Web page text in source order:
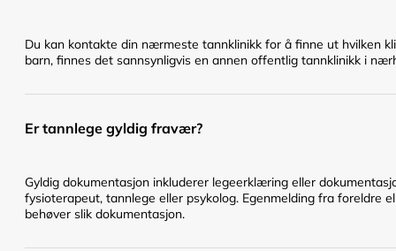
Du kan kontakte din nærmeste tannklinikk for å finne ut hvilken
barn, finnes det sannsynligvis en annen offentlig tannklinikk i
Er tannlege gyldig fravær?
Gyldig dokumentasjon inkluderer legeerklæring eller
fysioterapeut, tannlege eller psykolog. Egenmelding fra foreldre
behøver slik dokumentasjon.